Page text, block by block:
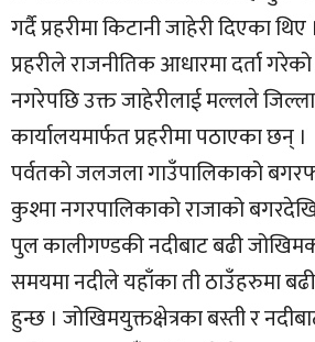
गर्दै प्रहरीमा किटानी जाहेरी दिएका
प्रहरीले राजनीतिक आधारमा दर्ता गरेको
नगरेपछि उक्त जाहेरीलाई मल्लले
कार्यालयमार्फत प्रहरीमा पठाएका छन् ।
पर्वतको जलजला गाउँपालिकाको
कुश्मा नगरपालिकाको राजाको
पुल कालीगण्डकी नदीबाट बढी
समयमा नदीले यहाँका ती ठाउँहरुमा
हुन्छ । जोखिमयुक्तक्षेत्रका बस्ती र